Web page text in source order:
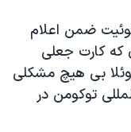
ضمن اعلام
که کارت جعلی
بی هیچ مشکلی
توکومن در